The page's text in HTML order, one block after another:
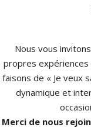
Nous vous
propres expériences
faisons de « Je veux
dynamique et
Merci de nous